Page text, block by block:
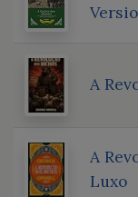
A
A
Luxo